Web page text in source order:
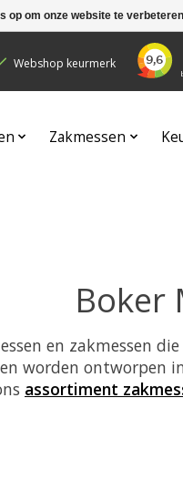
Webshop keurmerk
Zakmessen
Boker
en zakmessen
worden
assortiment
op om onze website te